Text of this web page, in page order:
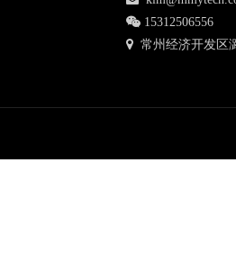
 15312506556
 常州经济开发区